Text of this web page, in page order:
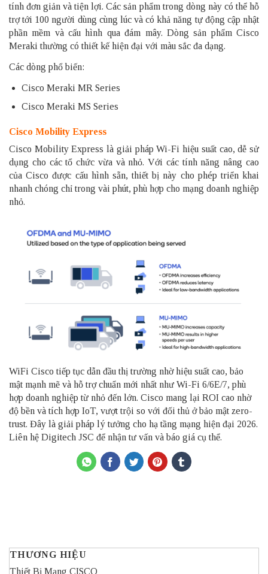
tính đơn giản và tiện lợi. Các sản phẩm trong dòng này có thể hỗ
trợ tới 100 người dùng cùng lúc và có khả năng tự động cập nhật
phần mềm và cấu hình qua đám mây. Dòng sản phẩm Cisco
Meraki thường có thiết kế hiện đại với màu sắc đa dạng.
Các dòng phổ biến:
Cisco Meraki MR Series
Cisco Meraki MS Series
Cisco Mobility Express
Cisco Mobility Express là giải pháp Wi-Fi hiệu suất cao, dễ sử
dụng cho các tổ chức vừa và nhỏ. Với các tính năng nâng cao
của Cisco được cấu hình sẵn, thiết bị này cho phép triển khai
nhanh chóng chỉ trong vài phút, phù hợp cho mạng doanh nghiệp
nhỏ.
WiFi Cisco tiếp tục dẫn đầu thị trường nhờ hiệu suất cao, bảo
mật mạnh mẽ và hỗ trợ chuẩn mới nhất như Wi-Fi 6/6E/7, phù
hợp doanh nghiệp từ nhỏ đến lớn. Cisco mang lại ROI cao nhờ
độ bền và tích hợp IoT, vượt trội so với đối thủ ở bảo mật zero-
trust. Đây là giải pháp lý tưởng cho hạ tầng mạng hiện đại 2026.
Liên hệ Digitech JSC để nhận tư vấn và báo giá cụ thể.
THƯƠNG HIỆU
Thiết Bị Mạng CISCO